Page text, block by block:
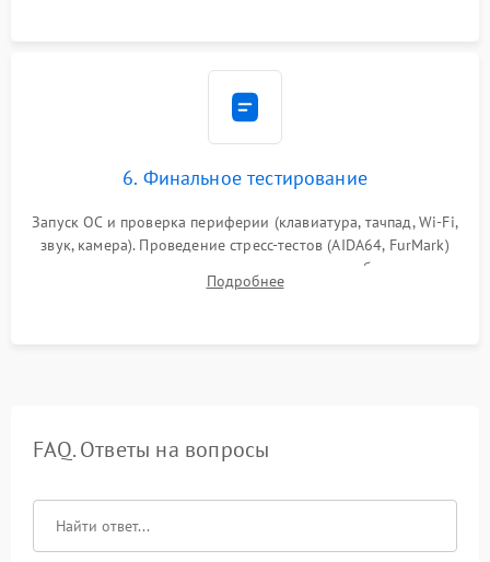
6. Финальное тестирование
Запуск ОС и проверка периферии (клавиатура, тачпад, Wi-Fi,
звук, камера). Проведение стресс-тестов (AIDA64, FurMark)
для контроля температурного режима и стабильности
системы под пиковой нагрузкой.
Подробнее
FAQ. Ответы на вопросы